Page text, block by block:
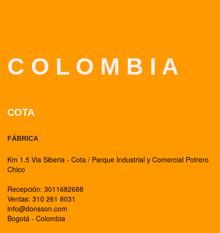
C O L O M B I A
COTA
FÁBRICA
Km 1.5 Via Siberia - Cota / Parque Industrial y Comercial Potrero
Chico
Recepción: 3011682688
Ventas: 310 261 8031
info@donsson.com
Bogotá - Colombia